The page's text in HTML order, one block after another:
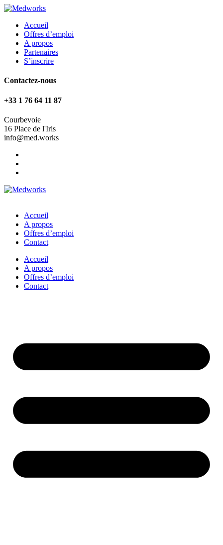
Accueil
Offres d’emploi
A propos
Partenaires
S’inscrire
Contactez-nous
+33 1 76 64 11 87
Courbevoie
16 Place de l'Iris
info@med.works
Accueil
A propos
Offres d’emploi
Contact
Accueil
A propos
Offres d’emploi
Contact